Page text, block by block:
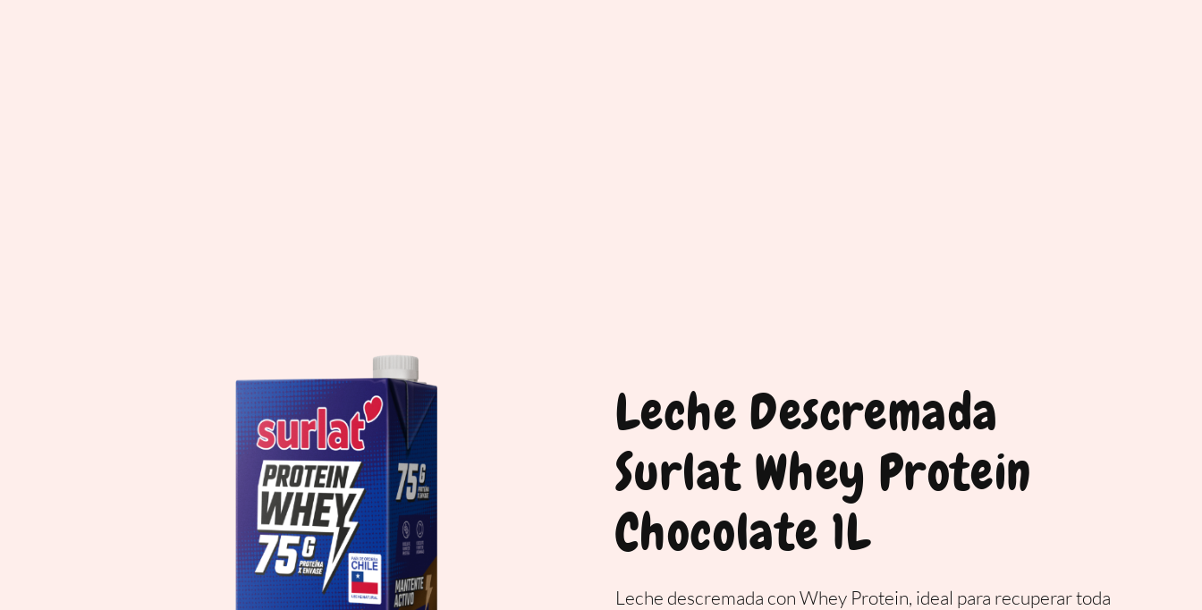
Leche Descremada
Surlat Whey Protein
Chocolate 1L
Leche descremada con Whey Protein, ideal para recuperar toda